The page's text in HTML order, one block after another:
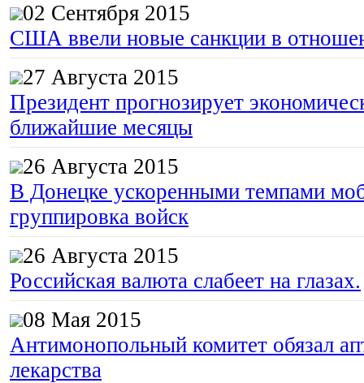
02 Сентября 2015
США ввели новые санкции в
27 Августа 2015
Президент прогнозирует
ближайшие месяцы
26 Августа 2015
В Донецке ускоренными темпами
группировка войск
26 Августа 2015
Российская валюта слабеет на глазах.
08 Мая 2015
Антимонопольный комитет обязал
лекарства